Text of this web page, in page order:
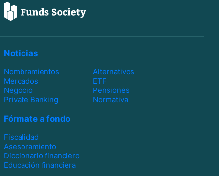
Noticias
Nombramientos
Alternativos
Mercados
ETF
Negocio
Pensiones
Private Banking
Normativa
Fórmate a fondo
Fiscalidad
Asesoramiento
Diccionario financiero
Educación financiera